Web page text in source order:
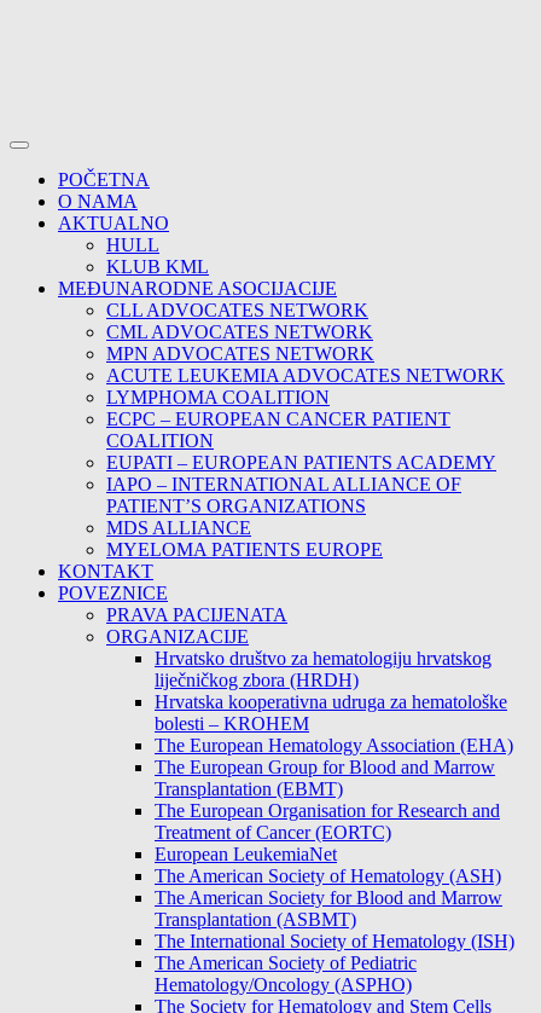
POČETNA
O NAMA
AKTUALNO
HULL
KLUB KML
MEĐUNARODNE ASOCIJACIJE
CLL ADVOCATES NETWORK
CML ADVOCATES NETWORK
MPN ADVOCATES NETWORK
ACUTE LEUKEMIA ADVOCATES NETWORK
LYMPHOMA COALITION
ECPC – EUROPEAN CANCER PATIENT
COALITION
EUPATI – EUROPEAN PATIENTS ACADEMY
IAPO – INTERNATIONAL ALLIANCE OF
PATIENT’S ORGANIZATIONS
MDS ALLIANCE
MYELOMA PATIENTS EUROPE
KONTAKT
POVEZNICE
PRAVA PACIJENATA
ORGANIZACIJE
Hrvatsko društvo za hematologiju hrvatskog
liječničkog zbora (HRDH)
Hrvatska kooperativna udruga za hematološke
bolesti – KROHEM
The European Hematology Association (EHA)
The European Group for Blood and Marrow
Transplantation (EBMT)
The European Organisation for Research and
Treatment of Cancer (EORTC)
European LeukemiaNet
The American Society of Hematology (ASH)
The American Society for Blood and Marrow
Transplantation (ASBMT)
The International Society of Hematology (ISH)
The American Society of Pediatric
Hematology/Oncology (ASPHO)
The Society for Hematology and Stem Cells